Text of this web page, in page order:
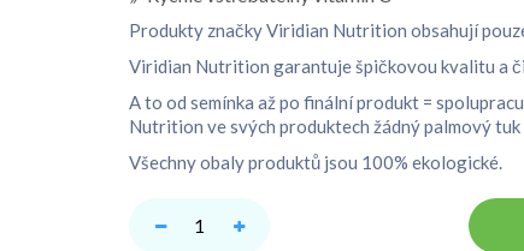
Produkty značky Viridian Nutrition obsahují
Viridian Nutrition garantuje špičkovou kvalitu a
A to od semínka až po finální produkt =
Nutrition ve svých produktech žádný palmový
Všechny obaly produktů jsou 100% ekologické.